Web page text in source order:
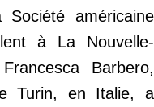
américaine
à La Nouvelle-
Barbero,
Turin, en Italie, a